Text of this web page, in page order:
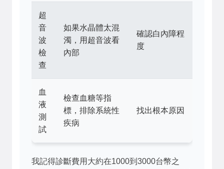
超
音
波
檢
查
如果水晶體太混
濁，用超音波看
內部
確認白內障程
度
血
液
測
試
檢查血糖等指
標，排除系統性
疾病
找出根本原因
我記得診斷費用大約在1000到3000台幣之